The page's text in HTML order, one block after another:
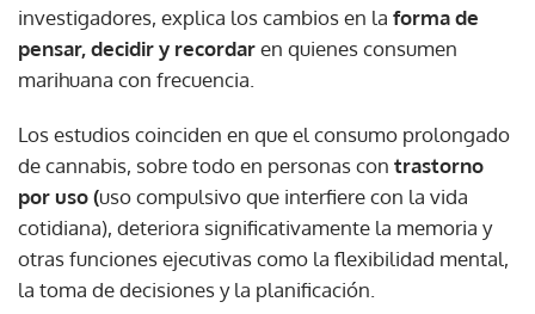
investigadores, explica los cambios en la forma de
pensar, decidir y recordaren quienes consumen
marihuana con frecuencia.
Los estudios coinciden en que el consumo prolongado
de cannabis, sobre todo en personas con trastorno
por uso (uso compulsivo que interfiere con la vida
cotidiana), deteriora significativamente la memoria y
otras funciones ejecutivas como la flexibilidad mental,
la toma de decisiones y la planificación.